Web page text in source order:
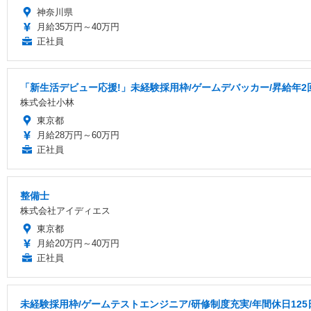
神奈川県
月給35万円～40万円
正社員
「新生活デビュー応援!」未経験採用枠/ゲームデバッカー/昇給年2
株式会社小林
東京都
月給28万円～60万円
正社員
整備士
株式会社アイディエス
東京都
月給20万円～40万円
正社員
未経験採用枠/ゲームテストエンジニア/研修制度充実/年間休日125